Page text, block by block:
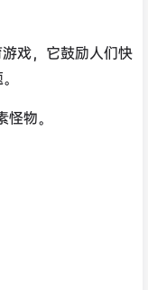
戏，它鼓励人们快
物。